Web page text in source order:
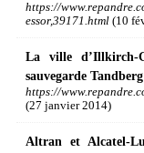
https://
essor,39171.html (10
La ville d’Illkirch-
sauvegarde
https://
(27 janvier 2014)
Altran et Alcatel-